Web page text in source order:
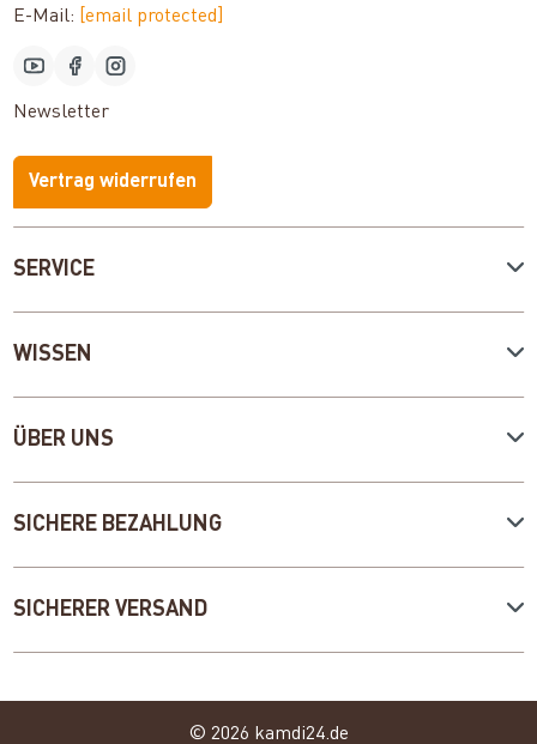
SERVICE
WISSEN
ÜBER UNS
E-Mail: [email protected]
Newsletter
Vertrag widerrufen
SICHERE BEZAHLUNG
SICHERER VERSAND
© 2026 kamdi24.de